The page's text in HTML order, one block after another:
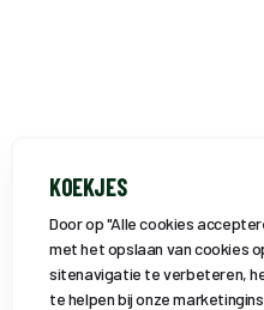
KOEKJES
Door op "Alle cookies
met het opslaan van cookies
sitenavigatie te verbeteren,
te helpen bij onze